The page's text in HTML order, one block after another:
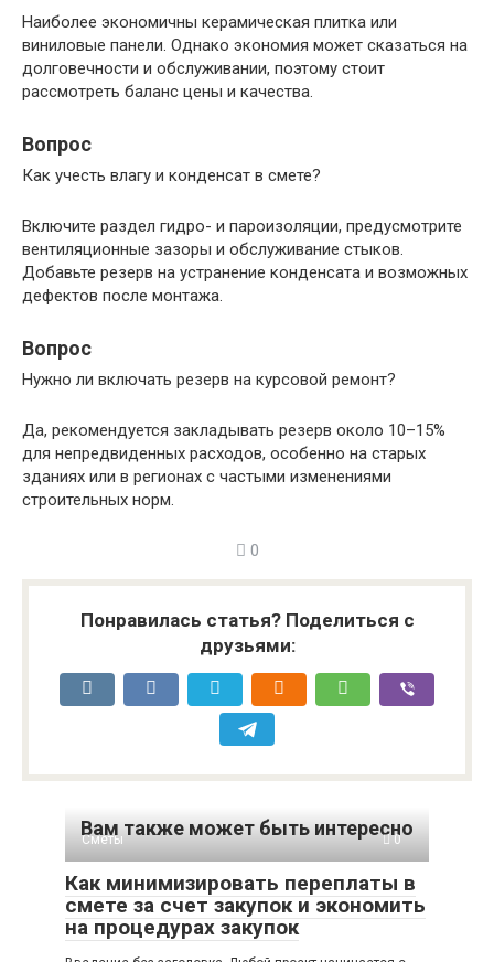
Наиболее экономичны керамическая плитка или
виниловые панели. Однако экономия может сказаться на
долговечности и обслуживании, поэтому стоит
рассмотреть баланс цены и качества.
Вопрос
Как учесть влагу и конденсат в смете?
Включите раздел гидро- и пароизоляции, предусмотрите
вентиляционные зазоры и обслуживание стыков.
Добавьте резерв на устранение конденсата и возможных
дефектов после монтажа.
Вопрос
Нужно ли включать резерв на курсовой ремонт?
Да, рекомендуется закладывать резерв около 10–15%
для непредвиденных расходов, особенно на старых
зданиях или в регионах с частыми изменениями
строительных норм.
0
Понравилась статья? Поделиться с
друзьями:
Вам также может быть интересно
Сметы 0
Как минимизировать переплаты в
смете за счет закупок и экономить
на процедурах закупок